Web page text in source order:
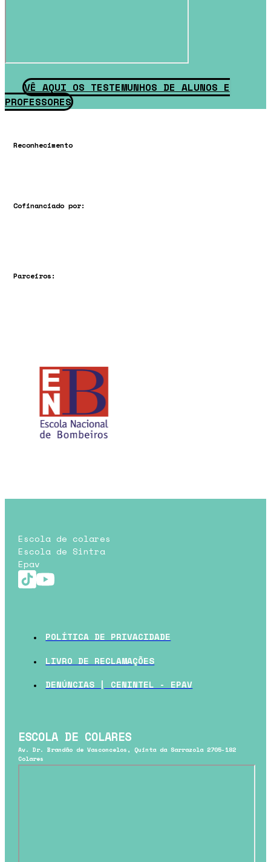
VÊ AQUI OS TESTEMUNHOS DE ALUNOS E
PROFESSORES
Reconhecimento
Cofinanciado por:
Parceiros:
Escola de colares
Escola de Sintra
Epav
POLÍTICA DE PRIVACIDADE
LIVRO DE RECLAMAÇÕES
DENÚNCIAS | CENINTEL - EPAV
ESCOLA DE COLARES
Av. Dr. Brandão de Vasconcelos, Quinta da Sarrazola 2705-182
Colares